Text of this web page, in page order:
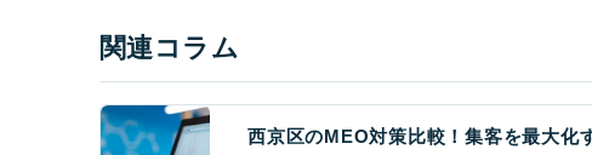
関連コラム
西京区のMEO対策比較！集客を最大化